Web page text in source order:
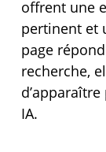
offrent une
pertinent et
page
recherche,
IA.